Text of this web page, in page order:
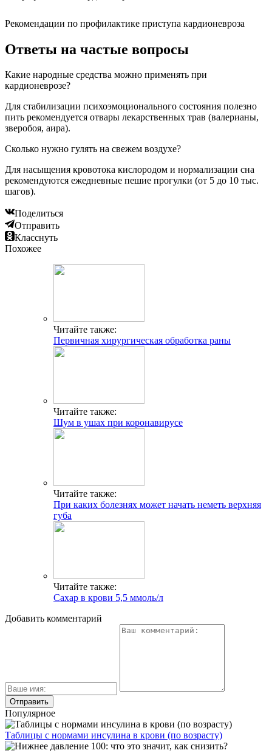
Рекомендации по профилактике приступа кардионевроза
Ответы на частые вопросы
Какие народные средства можно применять при
кардионеврозе?
Для стабилизации психоэмоционального состояния полезно
пить рекомендуется отвары лекарственных трав (валерианы,
зверобоя, аира).
Сколько нужно гулять на свежем воздухе?
Для насыщения кровотока кислородом и нормализации сна
рекомендуются ежедневные пешие прогулки (от 5 до 10 тыс.
шагов).
Поделиться
Отправить
Класснуть
Похожее
Читайте также:
Первичная хирургическая обработка раны
Читайте также:
Шум в ушах при коронавирусе
Читайте также:
При каких болезнях может начать неметь верхняя
губа
Читайте также:
Сахар в крови 5,5 ммоль/л
Добавить комментарий
Популярное
Таблицы с нормами инсулина в крови (по возрасту)